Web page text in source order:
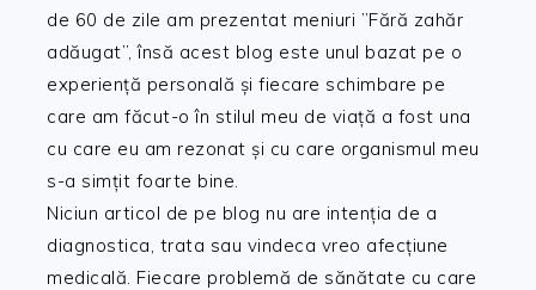
de 60 de zile am prezentat meniuri ”Fără zahăr
adăugat”, însă acest blog este unul bazat pe o
experiență personală și fiecare schimbare pe
care am făcut-o în stilul meu de viață a fost una
cu care eu am rezonat și cu care organismul meu
s-a simțit foarte bine.
Niciun articol de pe blog nu are intenția de a
diagnostica, trata sau vindeca vreo afecțiune
medicală. Fiecare problemă de sănătate cu care